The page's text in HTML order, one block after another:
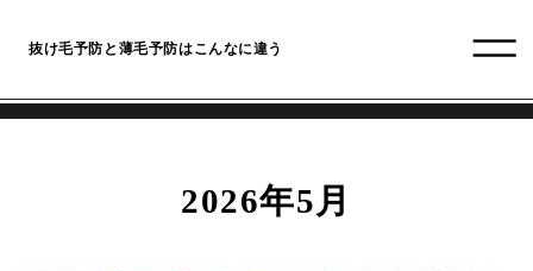
抜け毛予防と薄毛予防はこんなに違う
2026年5月